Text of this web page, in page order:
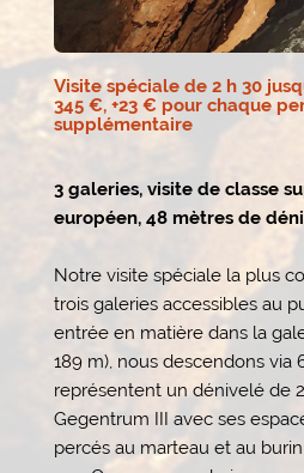
Visite spéciale de 2 h 30
345 €, +23 € pour chaque
supplémentaire
3 galeries, visite de classe
européen, 48 mètres de
Notre visite spéciale la plus
trois galeries accessibles au
entrée en matière dans la
189 m), nous descendons via
représentent un dénivelé de
Gegentrum III avec ses
percés au marteau et au